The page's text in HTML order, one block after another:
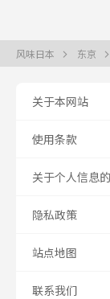
风味日本 东京
关于本网站
使用条款
关于个人信息
隐私政策
站点地图
联系我们